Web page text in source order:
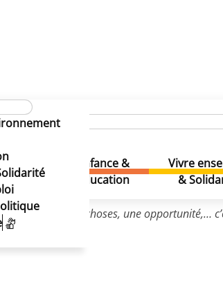
Loisirs
Enfance &
Education
Vivre
&
bouger les choses, une opportunité,…
d’Intégration ».